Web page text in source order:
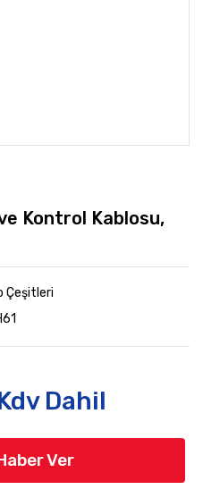
Kontrol Kablosu,
Çeşitleri
Dahil
Ver